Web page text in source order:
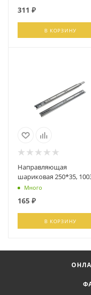
311 ₽
В КОРЗИНУ
Направляющая
шариковая 250*35,
Много
165 ₽
В КОРЗИНУ